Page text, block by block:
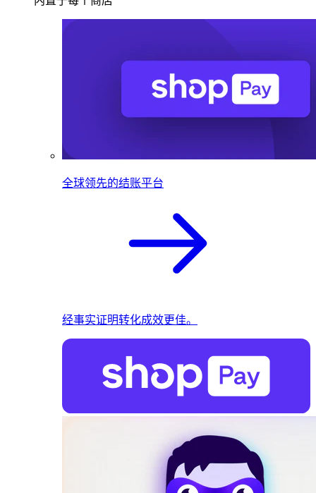
全球领先的结账平台
经事实证明转化成效更佳。